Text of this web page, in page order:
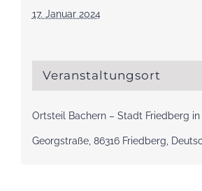
17. Januar 2024
Veranstaltungsort
Ortsteil Bachern – Stadt Friedberg in
Georgstraße, 86316 Friedberg,